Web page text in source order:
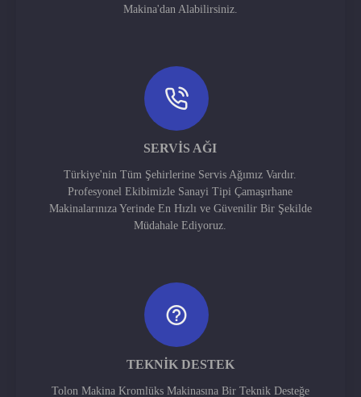
Makina'dan Alabilirsiniz.
SERVIS AĞI
Türkiye'nin Tüm Şehirlerine Servis Ağımız Vardır.
Profesyonel Ekibimizle Sanayi Tipi Çamaşırhane
Makinalarınıza Yerinde En Hızlı ve Güvenilir Bir Şekilde
Müdahale Ediyoruz.
TEKNIK DESTEK
Tolon Makina Kromlüks Makinasına Bir Teknik Desteğe